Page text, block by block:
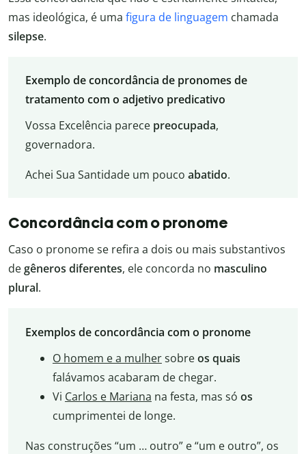
mas ideológica, é uma figura de linguagem chamada
silepse.
Exemplo de concordância de pronomes de
tratamento com o adjetivo predicativo
Vossa Excelência parece preocupada,
governadora.
Achei Sua Santidade um pouco abatido.
Concordância com o pronome
Caso o pronome se refira a dois ou mais substantivos
degêneros diferentes, ele concorda no masculino
plural.
Exemplos de concordância com o pronome
O homem e a mulhersobreos quais
falávamos acabaram de chegar.
Vi Carlos e Mariana na festa, mas só os
cumprimentei de longe.
Nas construções “um … outro” e “um e outro”, os